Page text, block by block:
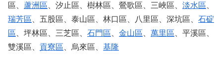
區、 蘆洲區 、汐止區、樹林區、鶯歌區、三峽區、 淡水區 、
瑞芳區 、五股區、泰山區、林口區、八里區、深坑區、 石碇
區 、坪林區、三芝區、 石門區 、 金山區 、 萬里區 、平溪區、
雙溪區、 貢寮區 、烏來區、 基隆